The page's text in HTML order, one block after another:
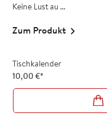
Keine Lust au ...
Zum Produkt
Tischkalender
10,00 €*